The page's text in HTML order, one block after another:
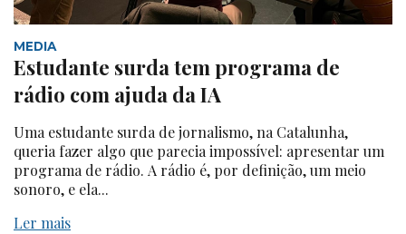
MEDIA
Estudante surda tem programa de
rádio com ajuda da IA
Uma estudante surda de jornalismo, na Catalunha,
queria fazer algo que parecia impossível: apresentar um
programa de rádio. A rádio é, por definição, um meio
sonoro, e ela...
Ler mais